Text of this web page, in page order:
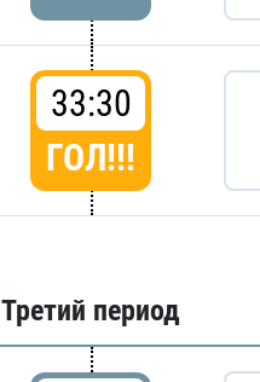
33:30
ГОЛ!!!
Третий период